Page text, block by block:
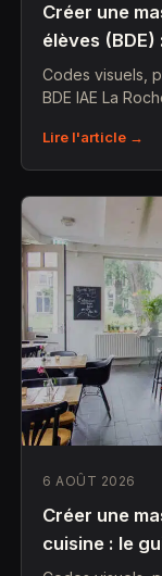
Créer une
élèves
Codes visuels,
BDE IAE La
Lire l'article →
6 AOÛT 2026
Créer une
cuisine : le